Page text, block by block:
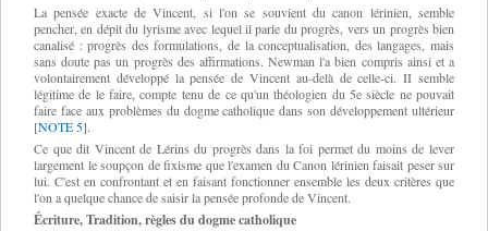
La pensée exacte de Vincent, si l'on se souvient du canon lérinien, semble
pencher, en dépit du lyrisme avec lequel il parle du progrès, vers un progrès bien
canalisé : progrès des formulations, de la conceptualisation, des langages, mais
sans doute pas un progrès des affirmations. Newman l'a bien compris ainsi et a
volontairement développé la pensée de Vincent au-delà de celle-ci. II semble
légitime de le faire, compte tenu de ce qu'un théologien du 5e siècle ne pouvait
faire face aux problèmes du dogme catholique dans son développement ultérieur
[NOTE 5].
Ce que dit Vincent de Lérins du progrès dans la foi permet du moins de lever
largement le soupçon de fixisme que l'examen du Canon lérinien faisait peser sur
lui. C'est en confrontant et en faisant fonctionner ensemble les deux critères que
l'on a quelque chance de saisir la pensée profonde de Vincent.
Écriture, Tradition, règles du dogme catholique